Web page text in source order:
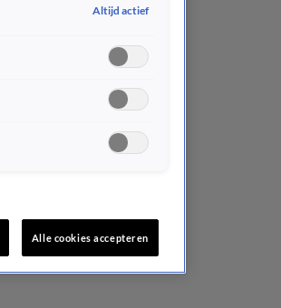
Altijd actief
Alle cookies accepteren